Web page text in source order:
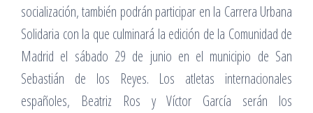
socialización, también podrán participar en la Carrera Urbana
Solidaria con la que culminará la edición de la Comunidad de
Madrid el sábado 29 de junio en el municipio de San
Sebastián de los Reyes. Los atletas internacionales
españoles, Beatriz Ros y Víctor García serán los